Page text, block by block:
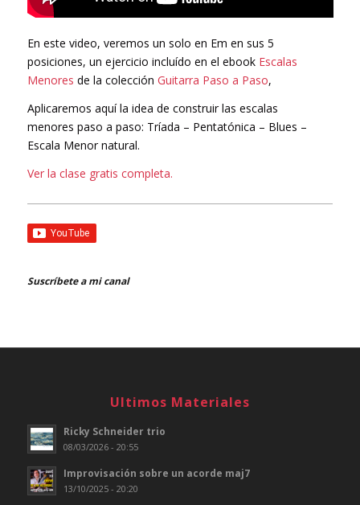
En este video, veremos un solo en Em en sus 5
posiciones, un ejercicio incluído en el ebook Escalas
Menores de la colección Guitarra Paso a Paso,
Aplicaremos aquí la idea de construir las escalas
menores paso a paso: Tríada – Pentatónica – Blues –
Escala Menor natural.
Ver la clase gratis completa.
Suscríbete a mi canal
Ultimos Materiales
Ricky Schneider trio
08/03/2026 - 20:55
Improvisación sobre un acorde maj7
13/10/2025 - 20:20